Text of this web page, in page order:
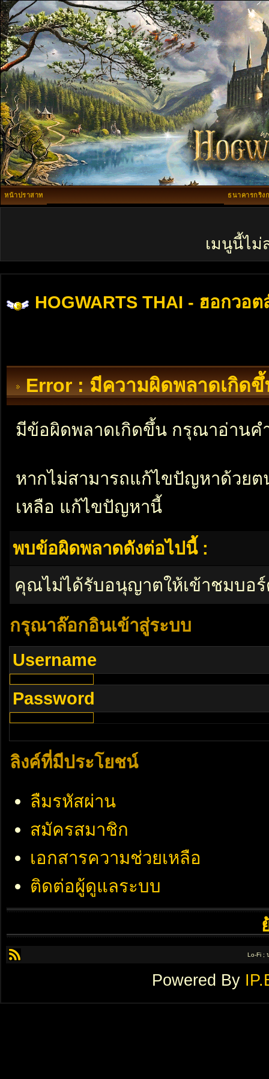
หน้าปราสาท ธนาคารกริง
เมนูนี้ไม่
HOGWARTS THAI - ฮอกวอต
Error : มีความผิดพลาดเกิดขึ้
มีข้อผิดพลาดเกิดขึ้น กรุณาอ่านค
หากไม่สามารถแก้ไขปัญหาด้วย
เหลือ แก้ไขปัญหานี้
พบข้อผิดพลาดดังต่อไปนี้ :
คุณไม่ได้รับอนุญาตให้เข้าชมบอ
กรุณาล๊อกอินเข้าสู่ระบบ
Username
Password
ลิงค์ที่มีประโยชน์
ลืมรหัสผ่าน
สมัครสมาชิก
เอกสารความช่วยเหลือ
ติดต่อผู้ดูแลระบบ
Lo-Fi ;
Powered By